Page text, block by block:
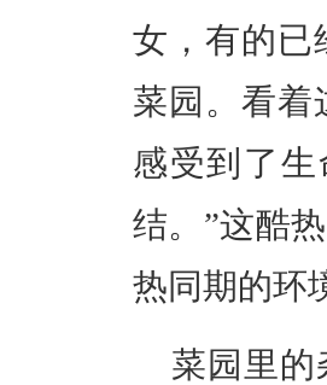
女，有的已
菜园。看着
感受到了
结。”这酷
热同期的环
菜园里的